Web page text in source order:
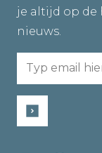
je altijd op de
nieuws.
Email